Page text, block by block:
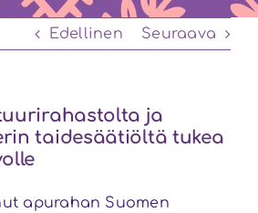
Edellinen Seuraava
ja
taidesäätiöltä tukea
apurahan Suomen